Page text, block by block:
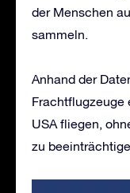
der Menschen
sammeln.
Anhand der
Frachtflugzeuge
USA fliegen,
zu